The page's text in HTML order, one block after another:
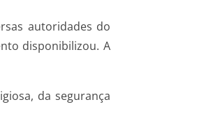
autoridades do
disponibilizou. A
da segurança